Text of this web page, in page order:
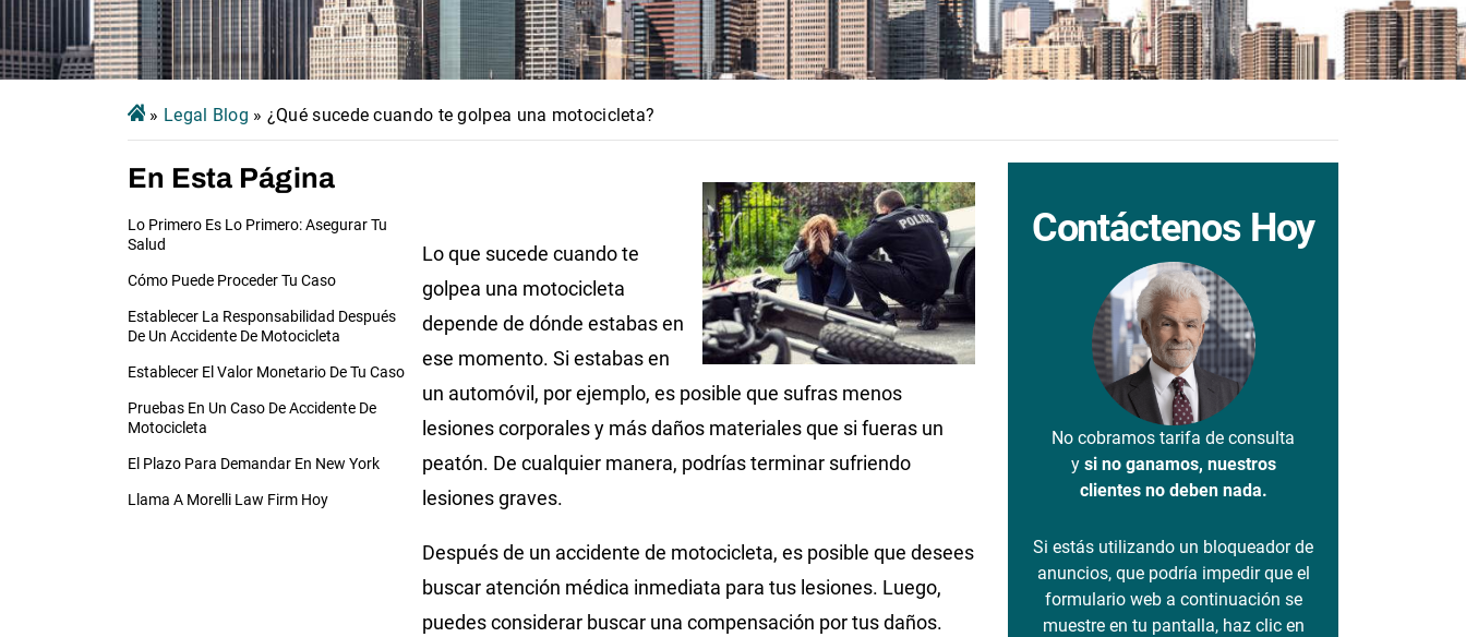
» Legal Blog » ¿Qué sucede cuando te golpea una motocicleta?
En Esta Página
Lo Primero Es Lo Primero: Asegurar Tu
Salud
Cómo Puede Proceder Tu Caso
Establecer La Responsabilidad Después
De Un Accidente De Motocicleta
Establecer El Valor Monetario De Tu Caso
Pruebas En Un Caso De Accidente De
Motocicleta
El Plazo Para Demandar En New York
Llama A Morelli Law Firm Hoy
Lo que sucede cuando te
golpea una motocicleta
depende de dónde estabas en
ese momento. Si estabas en
un automóvil, por ejemplo, es posible que sufras menos
lesiones corporales y más daños materiales que si fueras un
peatón. De cualquier manera, podrías terminar sufriendo
lesiones graves.
Después de un accidente de motocicleta, es posible que desees
buscar atención médica inmediata para tus lesiones. Luego,
puedes considerar buscar una compensación por tus daños.
Contáctenos Hoy
No cobramos tarifa de consulta
y si no ganamos, nuestros
clientes no deben nada.
Si estás utilizando un bloqueador de
anuncios, que podría impedir que el
formulario web a continuación se
muestre en tu pantalla, haz clic en